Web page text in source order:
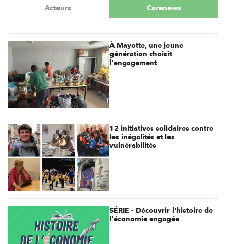
Acteurs Carenews
À Mayotte, une jeune
génération choisit
l'engagement
12 initiatives solidaires contre
les inégalités et les
vulnérabilités
SÉRIE - Découvrir l'histoire de
l'économie engagée